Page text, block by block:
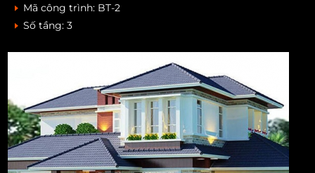
Mã công trình: BT-2
Số tầng:3